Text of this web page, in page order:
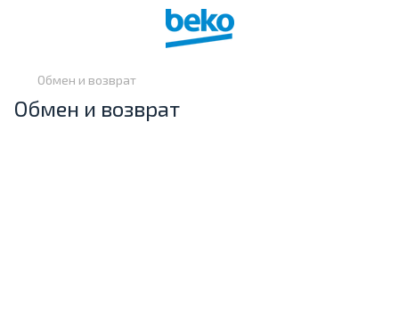
Обмен и возврат
Обмен и возврат